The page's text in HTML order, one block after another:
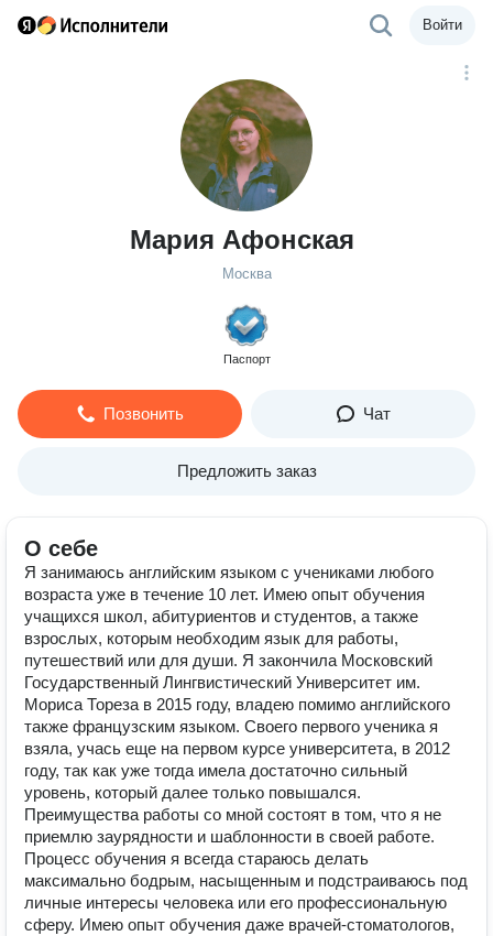
Войти
Мария Афонская
Москва
Паспорт
Позвонить Чат
Предложить заказ
О себе
Я занимаюсь английским языком с учениками любого
возраста уже в течение 10 лет. Имею опыт обучения
учащихся школ, абитуриентов и студентов, а также
взрослых, которым необходим язык для работы,
путешествий или для души. Я закончила Московский
Государственный Лингвистический Университет им.
Мориса Тореза в 2015 году, владею помимо английского
также французским языком. Своего первого ученика я
взяла, учась еще на первом курсе университета, в 2012
году, так как уже тогда имела достаточно сильный
уровень, который далее только повышался.
Преимущества работы со мной состоят в том, что я не
приемлю заурядности и шаблонности в своей работе.
Процесс обучения я всегда стараюсь делать
максимально бодрым, насыщенным и подстраиваюсь под
личные интересы человека или его профессиональную
сферу. Имею опыт обучения даже врачей-стоматологов,